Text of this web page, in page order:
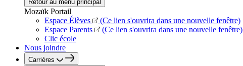
Retour au menu principal
Mozaïk Portail
Espace Élèves
(Ce lien s'ouvrira dans une nouvelle fenêtre)
Espace Parents
(Ce lien s'ouvrira dans une nouvelle fenêtre)
Clic école
Nous joindre
Carrières